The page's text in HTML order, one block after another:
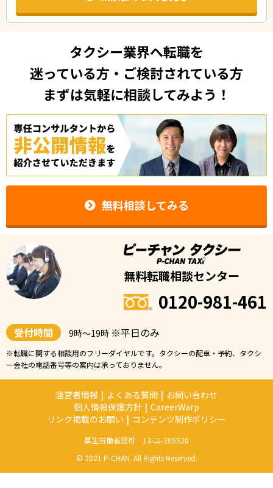
タクシー業界へ転職を
迷っている方・ご検討されている方
まずは気軽に相談してみよう！
無料相談してみる
無料転職相談センター
0120-981-461
受付時間 9時〜19時 ※平日のみ
※転職に関する相談用のフリーダイヤルです。タクシーの配車・予約、タクシ
ー会社の電話番号等の案内は承っておりません。
運営者情報 | よくある質問 | お問い合わせ
個人情報保護方針 | CareerWarp
リンク掲載のお願い | コンテンツ制作ポリシー
厚生労働省認可 13-ユ-305520
© 2021 P-CHAN. All Rights Reserved.